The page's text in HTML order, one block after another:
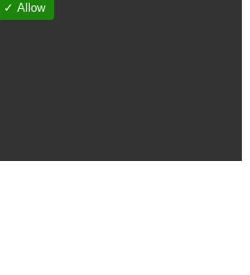
✓ Allow